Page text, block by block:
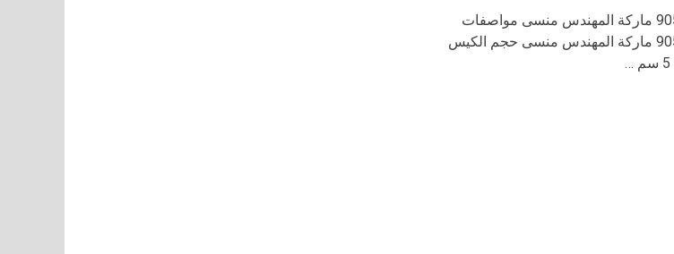
موديل الماكينة 905 ماركة المهندس منسى مواصفات
الماكينة موديل 905 ماركة المهندس منسى حجم الكيس